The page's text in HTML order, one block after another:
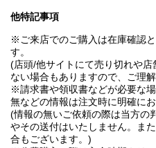
他特記事項
※ご来店でのご購入は在庫確認
す。
(店頭/他サイトにて売り切れや
ない場合もありますので、ご理
※請求書や領収書などが必要な
無などの情報は注文時に明確にお
(情報の無いご依頼の際は当方の
やその送付はいたしません。ま
合もございます。)